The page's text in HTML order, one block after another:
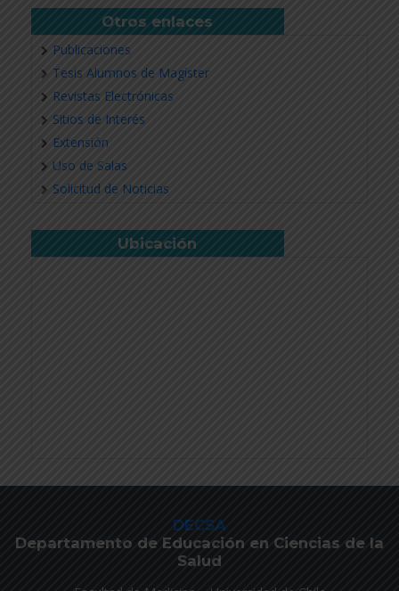
Otros enlaces
Publicaciones
Tesis Alumnos de Magíster
Revistas Electrónicas
Sitios de Interés
Extensión
Uso de Salas
Solicitud de Noticias
Ubicación
DECSA
Departamento de Educación en Ciencias de la
Salud